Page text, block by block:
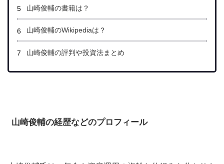
山崎俊輔の書籍は？
山崎俊輔のWikipediaは？
山崎俊輔の評判や投資法まとめ
山崎俊輔の経歴などのプロフィール